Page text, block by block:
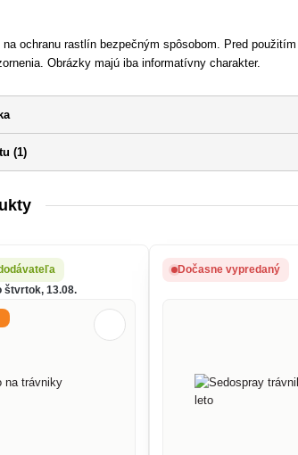
ochranu rastlín bezpečným spôsobom. Pred
Obrázky majú iba informatívny charakter.
(1)
štvrtok, 13.08.
Dočasne vypredaný